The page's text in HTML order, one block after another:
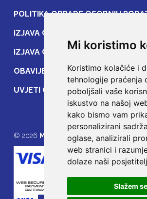
Mi koristimo
Koristimo kolačiće i
tehnologije praćenja
poboljšali vaše
iskustvo na našoj
kako bismo vam
personalizirani
oglase, analizirali
web stranici i
dolaze naši
Slažem se
POLITIKA OBRADE OSOBNIH
IZJAVA O ZAŠTITI OSOBNIH
IZJAVA O ZAŠTITI PRIJENOSA
OBAVIJEST POTROŠAČIMA
UVJETI OSIGURANJA
© 2026 MOJE OSIGURANJE